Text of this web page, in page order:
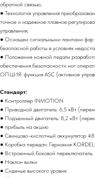
обратной связью;
● Технология управления
точное и надежное плавное
управления;
● Оснащен сигнальными лампами фар
безопасной работы в условиях
● Положение ножной педали
обеспечения безопасности ног
ОПЦИЯ: функция ASC (активное
Стандарт:
● Контроллер INMOTION
● Приводной двигатель: 6,5 кВт
● Подъемный двигатель: 8,2 кВт
● прибыль на акцию
● Свинцово-кислотный аккумулятор
● Коробка передач: Германия KORDEL
● Встроенный боковой переключатель
● Наклон вилки
● Сиденье высокого уровня